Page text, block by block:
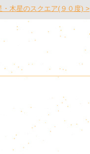
・木星のスクエア(９０度) >